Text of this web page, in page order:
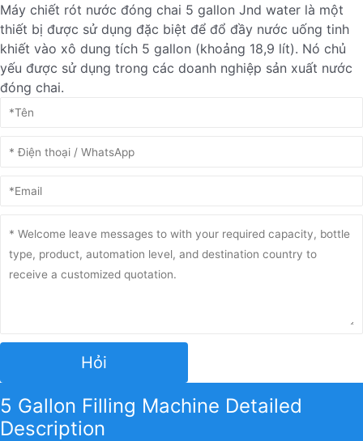
Máy chiết rót nước đóng chai 5 gallon Jnd water là một
thiết bị được sử dụng đặc biệt để đổ đầy nước uống tinh
khiết vào xô dung tích 5 gallon (khoảng 18,9 lít). Nó chủ
yếu được sử dụng trong các doanh nghiệp sản xuất nước
đóng chai.
Hỏi
5 Gallon Filling Machine Detailed
Description